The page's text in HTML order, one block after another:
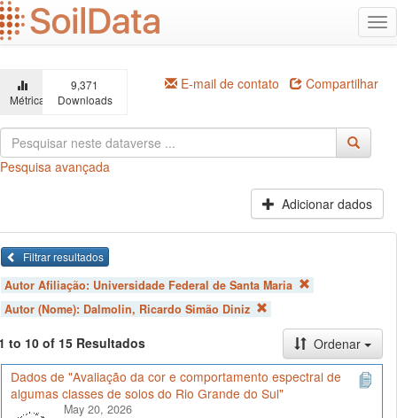
Ir
para
o
principal
Métricas
9,371
Downloads
E-mail de contato Compartilhar
Pesquisa avançada
Adicionar dados
Filtrar resultados
Autor Afiliação: Universidade Federal de Santa Maria
Autor (Nome): Dalmolin, Ricardo Simão Diniz
to 10 of 15 Resultados
Ordenar
Dados de "Avaliação da cor e comportamento espectral de
algumas classes de solos do Rio Grande do Sul"
May 20, 2026